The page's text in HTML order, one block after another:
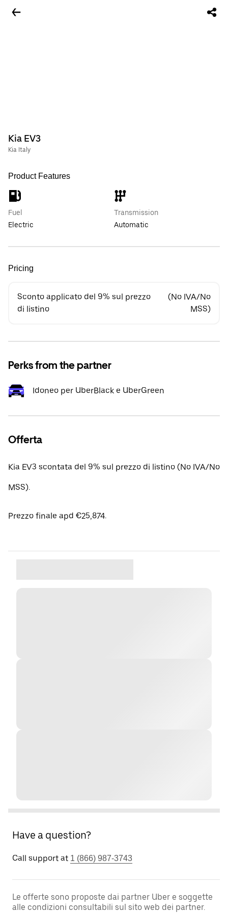
Kia EV3
Kia Italy
Product Features
Fuel
Electric
Transmission
Automatic
Pricing
Sconto applicato del 9% sul prezzo
di listino
(No IVA/No
MSS)
Perks from the partner
Idoneo per UberBlack e UberGreen
Offerta
Kia EV3 scontata del 9% sul prezzo di listino (No IVA/No
MSS).
Prezzo finale apd €25,874.
Have a question?
Call support at 1 (866) 987-3743
Le offerte sono proposte dai partner Uber e soggette
alle condizioni consultabili sul sito web dei partner.